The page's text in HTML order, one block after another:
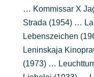
… Kommissar X
Strada (1954) …
Lebenszeichen
Leninskaja
(1973) …